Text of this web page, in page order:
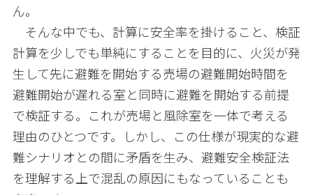
ん。
そんな中でも、計算に安全率を掛けること、検証
計算を少しでも単純にすることを目的に、火災が発
生して先に避難を開始する売場の避難開始時間を
避難開始が遅れる室と同時に避難を開始する前提
で検証する。これが売場と風除室を一体で考える
理由のひとつです。しかし、この仕様が現実的な避
難シナリオとの間に矛盾を生み、避難安全検証法
を理解する上で混乱の原因にもなっていることも